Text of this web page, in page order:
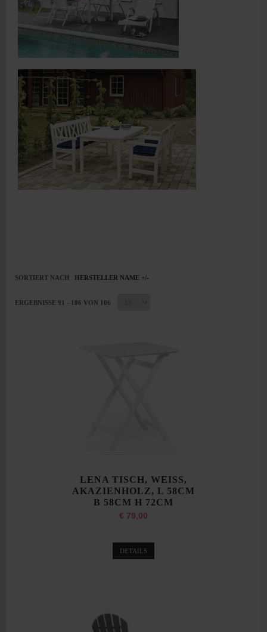
SORTIERT NACH HERSTELLER NAME +/-
ERGEBNISSE 91 - 106 VON 106
LENA TISCH, WEISS,
AKAZIENHOLZ, L 58CM
B 58CM H 72CM
€ 79,00
DETAILS